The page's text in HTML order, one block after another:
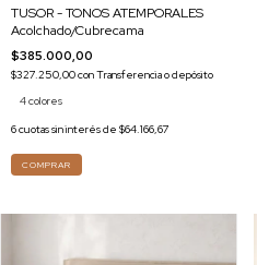
TUSOR - TONOS ATEMPORALES
Acolchado/Cubrecama
$385.000,00
$327.250,00conTransferencia o depósito
4 colores
6cuotas sin interés de $64.166,67
COMPRAR